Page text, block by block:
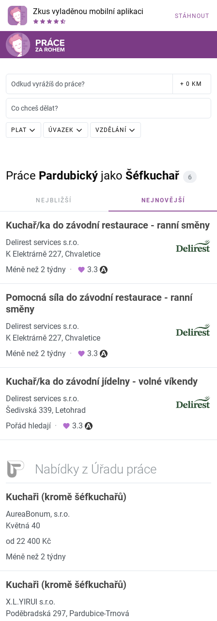
Zkus vyladěnou mobilní aplikaci STÁHNOUT
Odkud vyrážíš do práce? + 0 KM
Co chceš dělat?
PLAT ÚVAZEK VZDĚLÁNÍ
Práce Pardubický jako Šéfkuchař 6
NEJBLIŽŠÍ NEJNOVĚJŠÍ
Kuchař/ka do závodní restaurace - ranní směny
Delirest services s.r.o.
K Elektrárně 227, Chvaletice
Méně než 2 týdny · 3.3
Pomocná síla do závodní restaurace - ranní
směny
Delirest services s.r.o.
K Elektrárně 227, Chvaletice
Méně než 2 týdny · 3.3
Kuchař/ka do závodní jídelny - volné víkendy
Delirest services s.r.o.
Šedivská 339, Letohrad
Pořád hledají · 3.3
Nabídky z Úřadu práce
Kuchaři (kromě šéfkuchařů)
AureaBonum, s.r.o.
Květná 40
od 22 400 Kč
Méně než 2 týdny
Kuchaři (kromě šéfkuchařů)
X.L.YIRUI s.r.o.
Poděbradská 297, Pardubice-Trnová